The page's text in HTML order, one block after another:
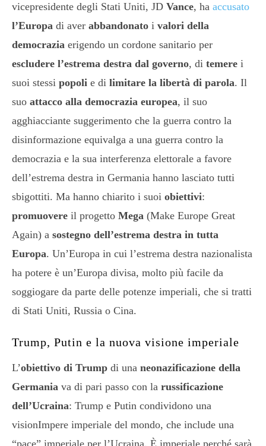
vicepresidente degli Stati Uniti, JD Vance, ha accusato
l’Europa di aver abbandonato i valori della
democrazia erigendo un cordone sanitario per
escludere l’estrema destra dal governo, di temere i
suoi stessi popoli e di limitare la libertà di parola. Il
suo attacco alla democrazia europea, il suo
agghiacciante suggerimento che la guerra contro la
disinformazione equivalga a una guerra contro la
democrazia e la sua interferenza elettorale a favore
dell’estrema destra in Germania hanno lasciato tutti
sbigottiti. Ma hanno chiarito i suoi obiettivi:
promuovere il progetto Mega (Make Europe Great
Again) a sostegno dell’estrema destra in tutta
Europa. Un’Europa in cui l’estrema destra nazionalista
ha potere è un’Europa divisa, molto più facile da
soggiogare da parte delle potenze imperiali, che si tratti
di Stati Uniti, Russia o Cina.
Trump, Putin e la nuova visione imperiale
L’obiettivo di Trump di una neonazificazione della
Germania va di pari passo con la russificazione
dell’Ucraina: Trump e Putin condividono una
visionImpere imperiale del mondo, che include una